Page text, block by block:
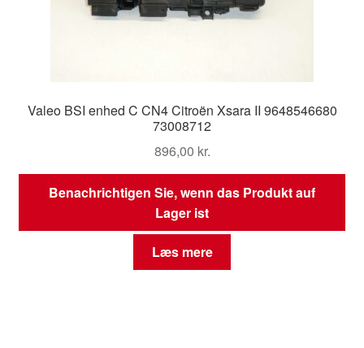
Valeo BSI enhed C CN4 Citroën Xsara II 9648546680
73008712
896,00 kr.
Benachrichtigen Sie, wenn das Produkt auf
Lager ist
Læs mere